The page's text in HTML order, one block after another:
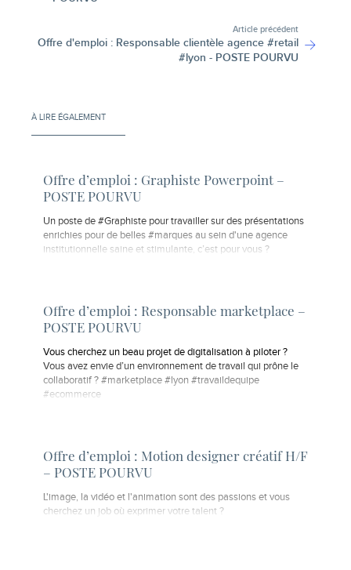
Article précédent
Offre d'emploi : Responsable clientèle agence #retail
#lyon - POSTE POURVU
À LIRE ÉGALEMENT
Offre d’emploi : Graphiste Powerpoint –
POSTE POURVU
Un poste de #Graphiste pour travailler sur des présentations
enrichies pour de belles #marques au sein d'une agence
institutionnelle saine et stimulante, c’est pour vous ?
Offre d’emploi : Responsable marketplace –
POSTE POURVU
Vous cherchez un beau projet de digitalisation à piloter ?
Vous avez envie d’un environnement de travail qui prône le
collaboratif ? #marketplace #lyon #travaildequipe
#ecommerce
Offre d’emploi : Motion designer créatif H/F
– POSTE POURVU
L'image, la vidéo et l'animation sont des passions et vous
cherchez un job où exprimer votre talent ?